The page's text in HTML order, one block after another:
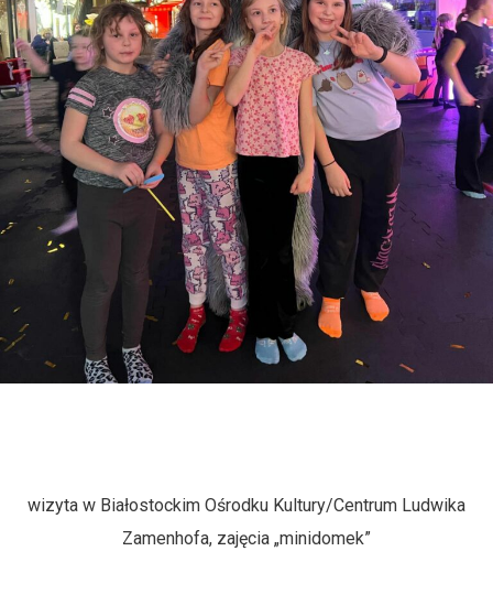
wizyta w Białostockim Ośrodku Kultury/Centrum Ludwika
Zamenhofa, zajęcia „minidomek”